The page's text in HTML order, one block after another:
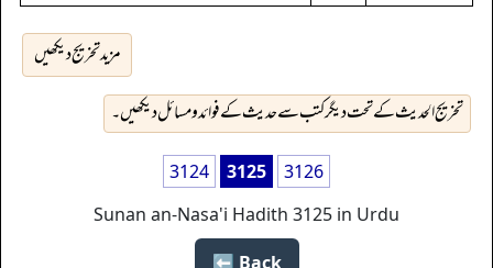
مزید تخریج دیکھیں
تخریج الحدیث کے تحت دیگر کتب سے حدیث کے فوائد و مسائل دیکھیں۔
3124 3125
3126
Sunan an-Nasa'i Hadith 3125 in Urdu
Back ⬅️